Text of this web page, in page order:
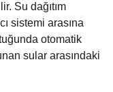
Su dağıtım
sistemi arasına
otomatik
sular arasındaki